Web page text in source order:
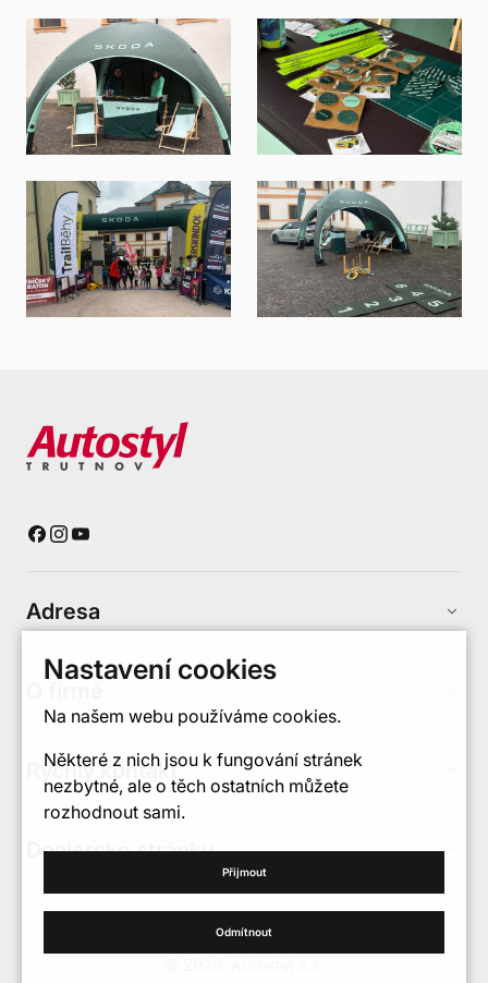
Adresa keyboard_arrow_up
Rychlý kontakt
Dealerské stránky keyboard_arrow_up
cookie
Nastavení cookies
Na našem webu používáme cookies.
Některé z nich jsou k fungování stránek
nezbytné, ale o těch ostatních můžete
rozhodnout sami.
Přijmout
Odmítnout